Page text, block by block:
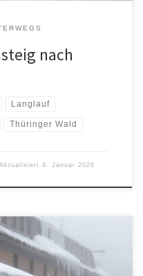
nach
Langlauf
Thüringer Wald
Aktualisiert 4. Januar 2026